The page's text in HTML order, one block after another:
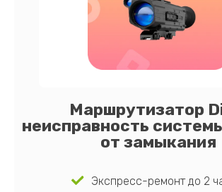
Маршрутизатор
неисправность
от замыкания
Экспресс-ремонт до 2